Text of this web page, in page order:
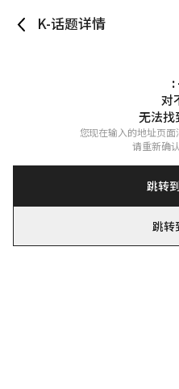
K-话题详情
:
对
无法找
您现在输入的地址页面
请重新确
跳转
跳转